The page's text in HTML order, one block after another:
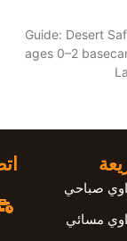
2026 Guide:
ages 0–2
صباحي
مسائي